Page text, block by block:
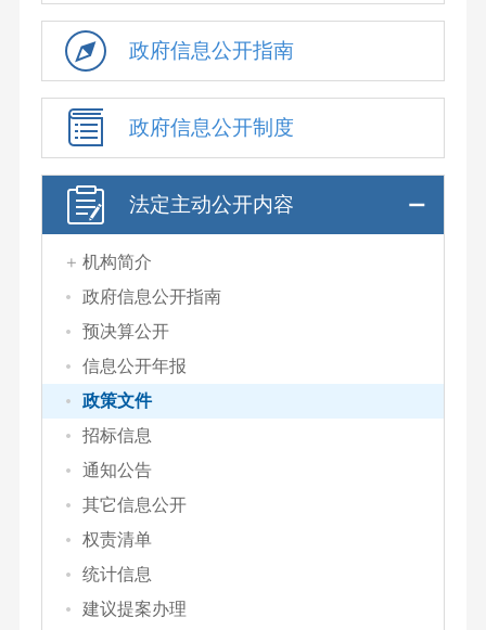
政府信息公开指南
政府信息公开制度
法定主动公开内容
机构简介
政府信息公开指南
预决算公开
信息公开年报
政策文件
招标信息
通知公告
其它信息公开
权责清单
统计信息
建议提案办理